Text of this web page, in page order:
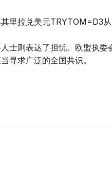
里拉兑美元TRYTOM=D3从
士则表达了担忧。欧盟执
寻求广泛的全国共识。